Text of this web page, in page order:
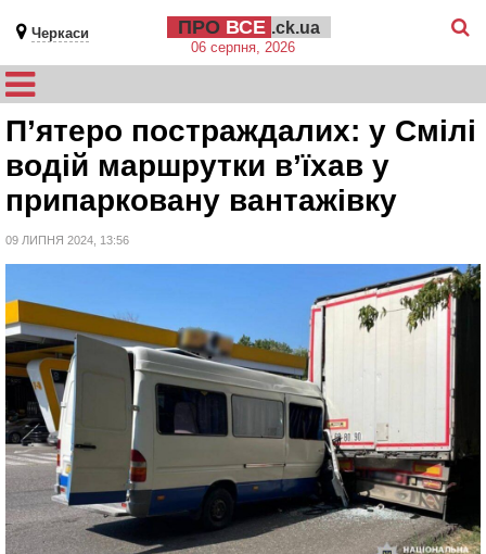
Черкаси ПРО ВСЕ .ck.ua
06 серпня, 2026
П’ятеро постраждалих: у Смілі
водій маршрутки в’їхав у
припарковану вантажівку
09 ЛИПНЯ 2024, 13:56